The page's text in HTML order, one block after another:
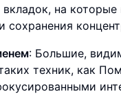
на
сохранения
: Большие,
техник, как